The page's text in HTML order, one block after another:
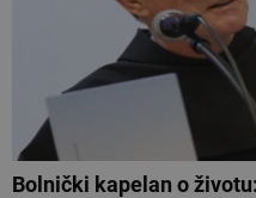
Bolnički kapelan o